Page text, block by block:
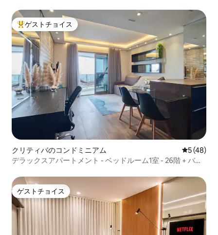
大好評のゲストチョイスです。
ゲストチョイス
クリティバのコンドミニアム レビュー
5 (48)
デラックスアパートメント - ベッドルーム1室 - 26階 + バル
ゲストチョイス
ゲストチョイス